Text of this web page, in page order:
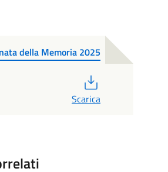
della Memoria 2025
Scarica